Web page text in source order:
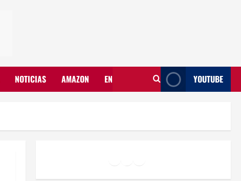
NOTICIAS AMAZON EN YOUTUBE